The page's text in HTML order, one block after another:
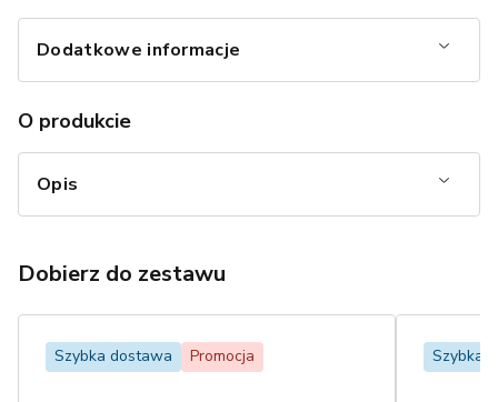
Dodatkowe informacje
O produkcie
Opis
Dobierz do zestawu
Szybka dostawa Promocja Szybka